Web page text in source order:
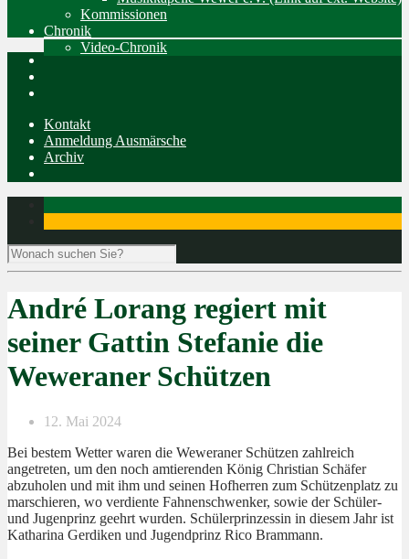
Kommissionen
Chronik
Video-Chronik
Kontakt
Anmeldung Ausmärsche
Archiv
André Lorang regiert mit
seiner Gattin Stefanie die
Weweraner Schützen
12. Mai 2024
Bei bestem Wetter waren die Weweraner Schützen zahlreich
angetreten, um den noch amtierenden König Christian Schäfer
abzuholen und mit ihm und seinen Hofherren zum Schützenplatz zu
marschieren, wo verdiente Fahnenschwenker, sowie der Schüler-
und Jugenprinz geehrt wurden. Schülerprinzessin in diesem Jahr ist
Katharina Gerdiken und Jugendprinz Rico Brammann.